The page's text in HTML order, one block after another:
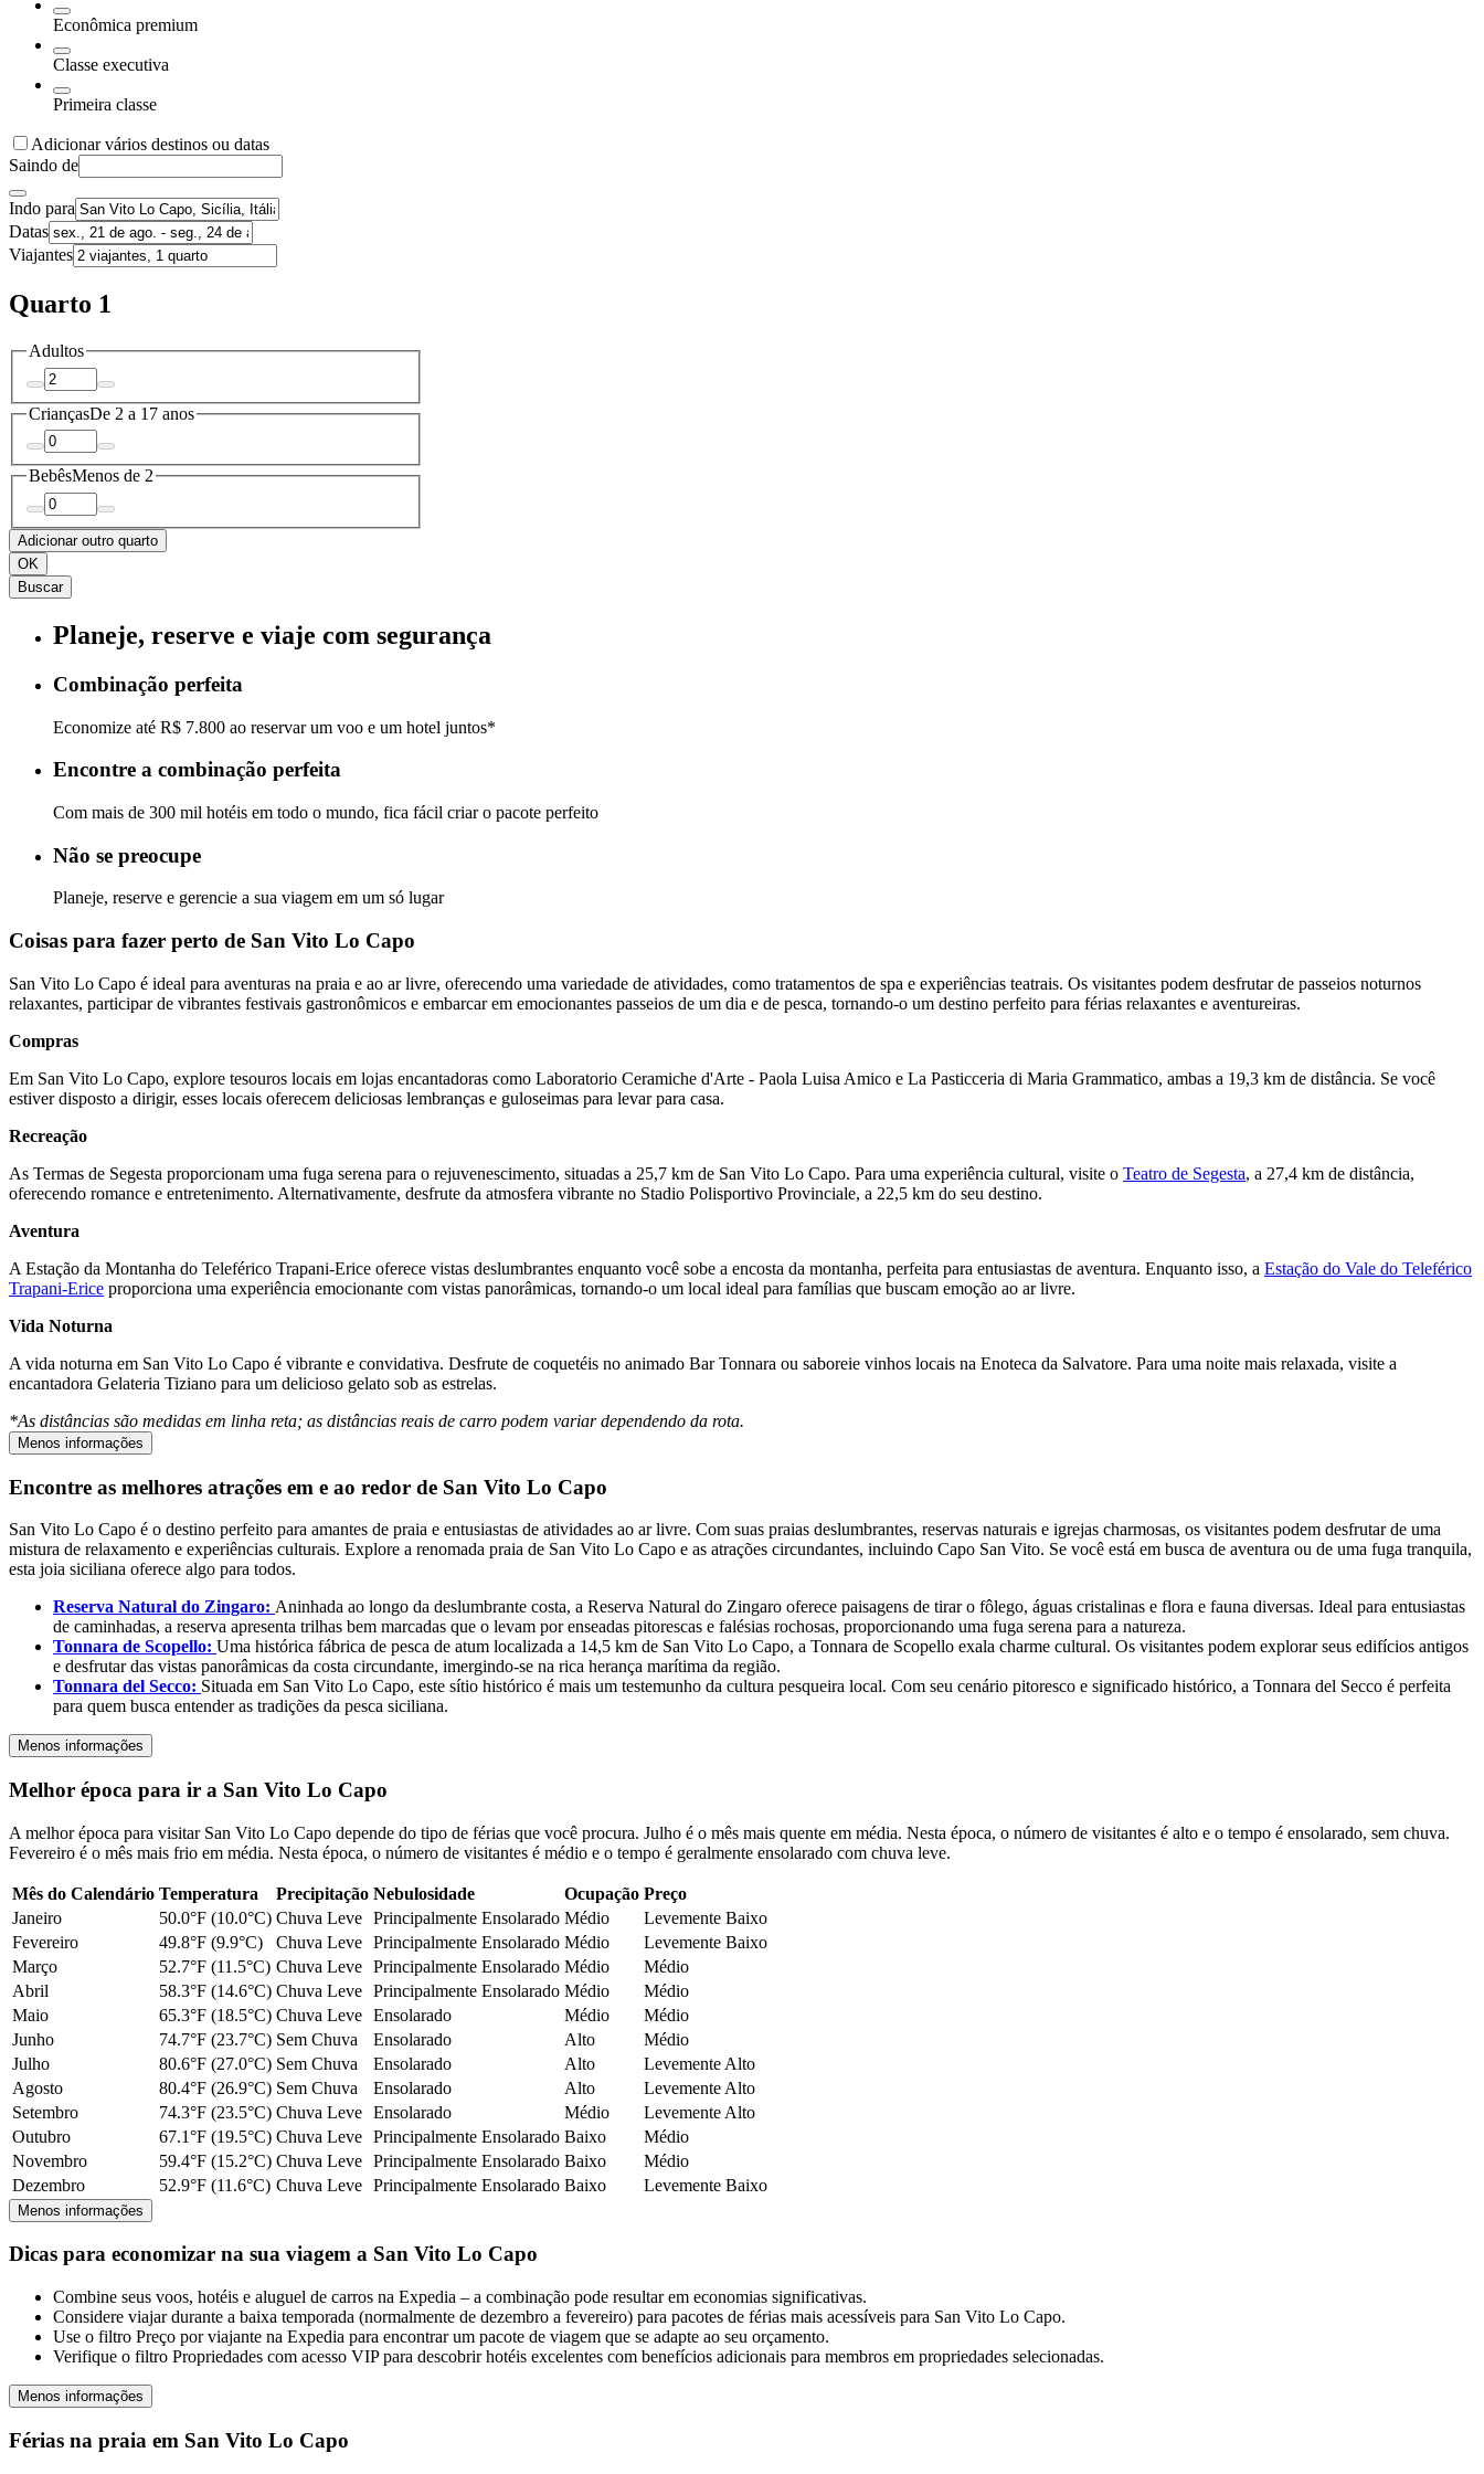
Econômica premium
Classe executiva
Primeira classe
Adicionar vários destinos ou datas
Saindo de
Indo para
Datas
Viajantes
Quarto 1
Adultos
CriançasDe 2 a 17 anos
BebêsMenos de 2
Adicionar outro quarto
OK
Buscar
Planeje, reserve e viaje com segurança
Combinação perfeita
Economize até R$ 7.800 ao reservar um voo e um hotel juntos*
Encontre a combinação perfeita
Com mais de 300 mil hotéis em todo o mundo, fica fácil criar o pacote perfeito
Não se preocupe
Planeje, reserve e gerencie a sua viagem em um só lugar
Coisas para fazer perto de San Vito Lo Capo
San Vito Lo Capo é ideal para aventuras na praia e ao ar livre, oferecendo uma variedade de atividades, como tratamentos de spa e experiências teatrais. Os visitantes podem desfrutar de passeios noturnos
relaxantes, participar de vibrantes festivais gastronômicos e embarcar em emocionantes passeios de um dia e de pesca, tornando-o um destino perfeito para férias relaxantes e aventureiras.
Compras
Em San Vito Lo Capo, explore tesouros locais em lojas encantadoras como Laboratorio Ceramiche d'Arte - Paola Luisa Amico e La Pasticceria di Maria Grammatico, ambas a 19,3 km de distância. Se você
estiver disposto a dirigir, esses locais oferecem deliciosas lembranças e guloseimas para levar para casa.
Recreação
As Termas de Segesta proporcionam uma fuga serena para o rejuvenescimento, situadas a 25,7 km de San Vito Lo Capo. Para uma experiência cultural, visite o Teatro de Segesta, a 27,4 km de distância,
oferecendo romance e entretenimento. Alternativamente, desfrute da atmosfera vibrante no Stadio Polisportivo Provinciale, a 22,5 km do seu destino.
Aventura
A Estação da Montanha do Teleférico Trapani-Erice oferece vistas deslumbrantes enquanto você sobe a encosta da montanha, perfeita para entusiastas de aventura. Enquanto isso, a Estação do Vale do Teleférico
Trapani-Erice proporciona uma experiência emocionante com vistas panorâmicas, tornando-o um local ideal para famílias que buscam emoção ao ar livre.
Vida Noturna
A vida noturna em San Vito Lo Capo é vibrante e convidativa. Desfrute de coquetéis no animado Bar Tonnara ou saboreie vinhos locais na Enoteca da Salvatore. Para uma noite mais relaxada, visite a
encantadora Gelateria Tiziano para um delicioso gelato sob as estrelas.
*As distâncias são medidas em linha reta; as distâncias reais de carro podem variar dependendo da rota.
Menos informações
Encontre as melhores atrações em e ao redor de San Vito Lo Capo
San Vito Lo Capo é o destino perfeito para amantes de praia e entusiastas de atividades ao ar livre. Com suas praias deslumbrantes, reservas naturais e igrejas charmosas, os visitantes podem desfrutar de uma
mistura de relaxamento e experiências culturais. Explore a renomada praia de San Vito Lo Capo e as atrações circundantes, incluindo Capo San Vito. Se você está em busca de aventura ou de uma fuga tranquila,
esta joia siciliana oferece algo para todos.
Reserva Natural do Zingaro: Aninhada ao longo da deslumbrante costa, a Reserva Natural do Zingaro oferece paisagens de tirar o fôlego, águas cristalinas e flora e fauna diversas. Ideal para entusiastas
de caminhadas, a reserva apresenta trilhas bem marcadas que o levam por enseadas pitorescas e falésias rochosas, proporcionando uma fuga serena para a natureza.
Tonnara de Scopello: Uma histórica fábrica de pesca de atum localizada a 14,5 km de San Vito Lo Capo, a Tonnara de Scopello exala charme cultural. Os visitantes podem explorar seus edifícios antigos
e desfrutar das vistas panorâmicas da costa circundante, imergindo-se na rica herança marítima da região.
Tonnara del Secco: Situada em San Vito Lo Capo, este sítio histórico é mais um testemunho da cultura pesqueira local. Com seu cenário pitoresco e significado histórico, a Tonnara del Secco é perfeita
para quem busca entender as tradições da pesca siciliana.
Menos informações
Melhor época para ir a San Vito Lo Capo
A melhor época para visitar San Vito Lo Capo depende do tipo de férias que você procura. Julho é o mês mais quente em média. Nesta época, o número de visitantes é alto e o tempo é ensolarado, sem chuva.
Fevereiro é o mês mais frio em média. Nesta época, o número de visitantes é médio e o tempo é geralmente ensolarado com chuva leve.
Mês do Calendário Temperatura Precipitação Nebulosidade Ocupação Preço
Janeiro
50.0°F (10.0°C) Chuva Leve Principalmente Ensolarado Médio
Levemente Baixo
Fevereiro
49.8°F (9.9°C) Chuva Leve Principalmente Ensolarado Médio
Levemente Baixo
Março
52.7°F (11.5°C) Chuva Leve Principalmente Ensolarado Médio
Médio
Abril
58.3°F (14.6°C) Chuva Leve Principalmente Ensolarado Médio
Médio
Maio
65.3°F (18.5°C) Chuva Leve Ensolarado Médio
Médio
Junho
74.7°F (23.7°C) Sem Chuva Ensolarado Alto
Médio
Julho
80.6°F (27.0°C) Sem Chuva Ensolarado Alto
Levemente Alto
Agosto
80.4°F (26.9°C) Sem Chuva Ensolarado Alto
Levemente Alto
Setembro
74.3°F (23.5°C) Chuva Leve Ensolarado Médio
Levemente Alto
Outubro
67.1°F (19.5°C) Chuva Leve Principalmente Ensolarado Baixo
Médio
Novembro
59.4°F (15.2°C) Chuva Leve Principalmente Ensolarado Baixo
Médio
Dezembro
52.9°F (11.6°C) Chuva Leve Principalmente Ensolarado Baixo Levemente Baixo
Menos informações
Dicas para economizar na sua viagem a San Vito Lo Capo
Combine seus voos, hotéis e aluguel de carros na Expedia – a combinação pode resultar em economias significativas.
Considere viajar durante a baixa temporada (normalmente de dezembro a fevereiro) para pacotes de férias mais acessíveis para San Vito Lo Capo.
Use o filtro Preço por viajante na Expedia para encontrar um pacote de viagem que se adapte ao seu orçamento.
Verifique o filtro Propriedades com acesso VIP para descobrir hotéis excelentes com benefícios adicionais para membros em propriedades selecionadas.
Menos informações
Férias na praia em San Vito Lo Capo